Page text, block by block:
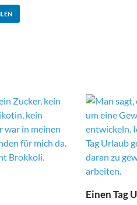
Einen Tag